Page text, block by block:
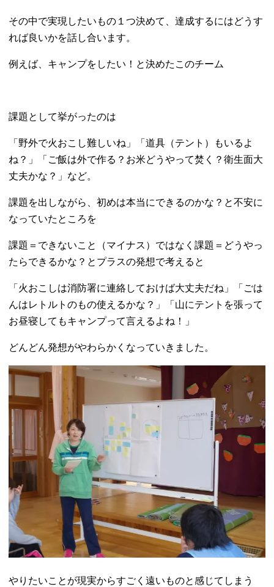
その中で実現したいもの１つ決めて、達成するにはどうす
れば良いかを話し合います。
例えば、キャンプをしたい！と決めたこのチーム
課題として挙がったのは
「野外で火おこし難しいね」「道具（テント）もいるよ
ね？」「ご飯は外で作る？お米どうやって焚く？衛生面大
丈夫かな？」など。
課題を出しながら、初めは本当にできるのかな？と不安に
なっていたところを
課題＝できないこと（マイナス）ではなく課題＝どうやっ
たらできるかな？とプラスの発想で考えると
「火おこしは消防署に連絡しておけば大丈夫だね」「ごは
んはレトルトのもの使えるかな？」「山にテントを張って
お昼寝してもキャンプって言えるよね！」
どんどん発想がやわらかくなっていきました。
やりたいことが現実からすごく遠いものと感じてしまう